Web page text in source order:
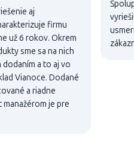
aj
firmu
už 6 rokov. Okrem
sme sa na nich
a to aj vo
Vianoce. Dodané
a riadne
manažérom je pre